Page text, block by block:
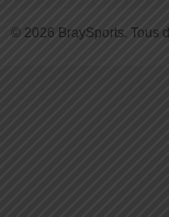
© 2026 BraySports. Tous